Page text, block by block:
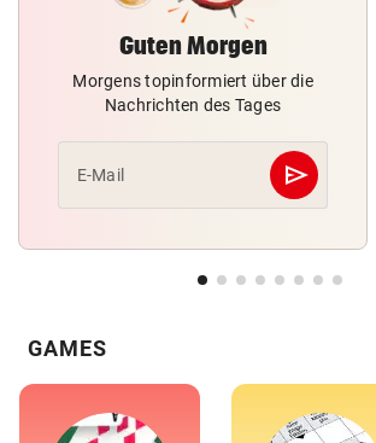
Guten Morgen
Morgens topinformiert über die
Nachrichten des Tages
E-Mail send
Abschicken
GAMES